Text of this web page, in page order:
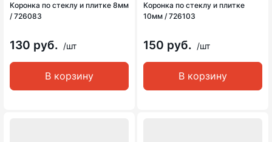
Коронка по стеклу и плитке 8мм
/ 726083
130 руб. /шт
В корзину
Коронка по стеклу и плитке
10мм / 726103
150 руб. /шт
В корзину